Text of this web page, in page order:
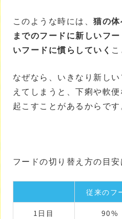
このような時には、 猫の
までのフードに新しいフ
いフードに慣らしていく
なぜなら、いきなり新し
えてしまうと、下痢や軟
起こすことがあるからです
フードの切り替え方の目安
従来のフ
1日目 90%